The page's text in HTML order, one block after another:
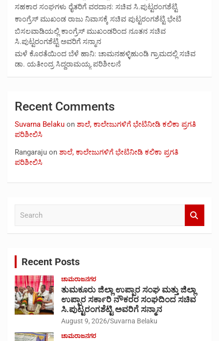
ಸಹಕಾರ ಸಂಘಗಳು ರೈತರಿಗೆ ವರದಾನ: ಸಚಿವ ಸಿ.ಪುಟ್ಟರಂಗಶೆಟ್ಟಿ
ಕಾಂಗ್ರೆಸ್ ಮುಖಂಡ ರಾಜು ನಿವಾಸಕ್ಕೆ ಸಚಿವ ಪುಟ್ಟರಂಗಶೆಟ್ಟಿ ಭೇಟಿ
ಬಿಸಲವಾಡಿಯಲ್ಲಿ ಕಾಂಗ್ರೆಸ್ ಮುಖಂಡರಿಂದ ನೂತನ ಸಚಿವ
ಸಿ.ಪುಟ್ಟರಂಗಶೆಟ್ಟಿ ಅವರಿಗೆ ಸನ್ಮಾನ
ಮಳೆ ಕೊರತೆಯಿಂದ ಬೆಳೆ ಹಾನಿ: ಚಾಮನಹಳ್ಳಿಹುಂಡಿ ಗ್ರಾಮದಲ್ಲಿ ಸಚಿವ
ಡಾ. ಯತೀಂದ್ರ ಸಿದ್ದರಾಮಯ್ಯ ಪರಿಶೀಲನೆ
Recent Comments
Suvarna Belaku on ಶಾಲೆ, ಕಾಲೇಜುಗಳಿಗೆ ಭೇಟಿನೀಡಿ ಕಲಿಕಾ ಪ್ರಗತಿ
ಪರಿಶೀಲಿಸಿ
Rangaraju on ಶಾಲೆ, ಕಾಲೇಜುಗಳಿಗೆ ಭೇಟಿನೀಡಿ ಕಲಿಕಾ ಪ್ರಗತಿ
ಪರಿಶೀಲಿಸಿ
Recent Posts
ಚಾಮರಾಜನಗರ
ತುಮಕೂರು ಜಿಲ್ಲಾ ಉಪ್ಪಾರ ಸಂಘ ಮತ್ತು ಜಿಲ್ಲಾ
ಉಪ್ಪಾರ ಸರ್ಕಾರಿ ನೌಕರರ ಸಂಘದಿಂದ ಸಚಿವ
ಸಿ.ಪುಟ್ಟರಂಗಶೆಟ್ಟಿ ಅವರಿಗೆ ಸನ್ಮಾನ
August 9, 2026 Suvarna Belaku
ಚಾಮರಾಜನಗರ